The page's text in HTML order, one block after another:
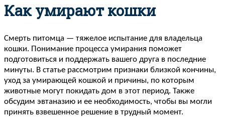
Как умирают кошки
Смерть питомца — тяжелое испытание для владельца
кошки. Понимание процесса умирания поможет
подготовиться и поддержать вашего друга в последние
минуты. В статье рассмотрим признаки близкой кончины,
уход за умирающей кошкой и причины, по которым
животные могут покидать дом в этот период. Также
обсудим эвтаназию и ее необходимость, чтобы вы могли
принять взвешенное решение в трудный момент.